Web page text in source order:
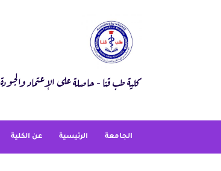
كلية طب قنا - حاصلة على الإعتماد والجودة 2021
الجامعة الرئيسية عن الكلية